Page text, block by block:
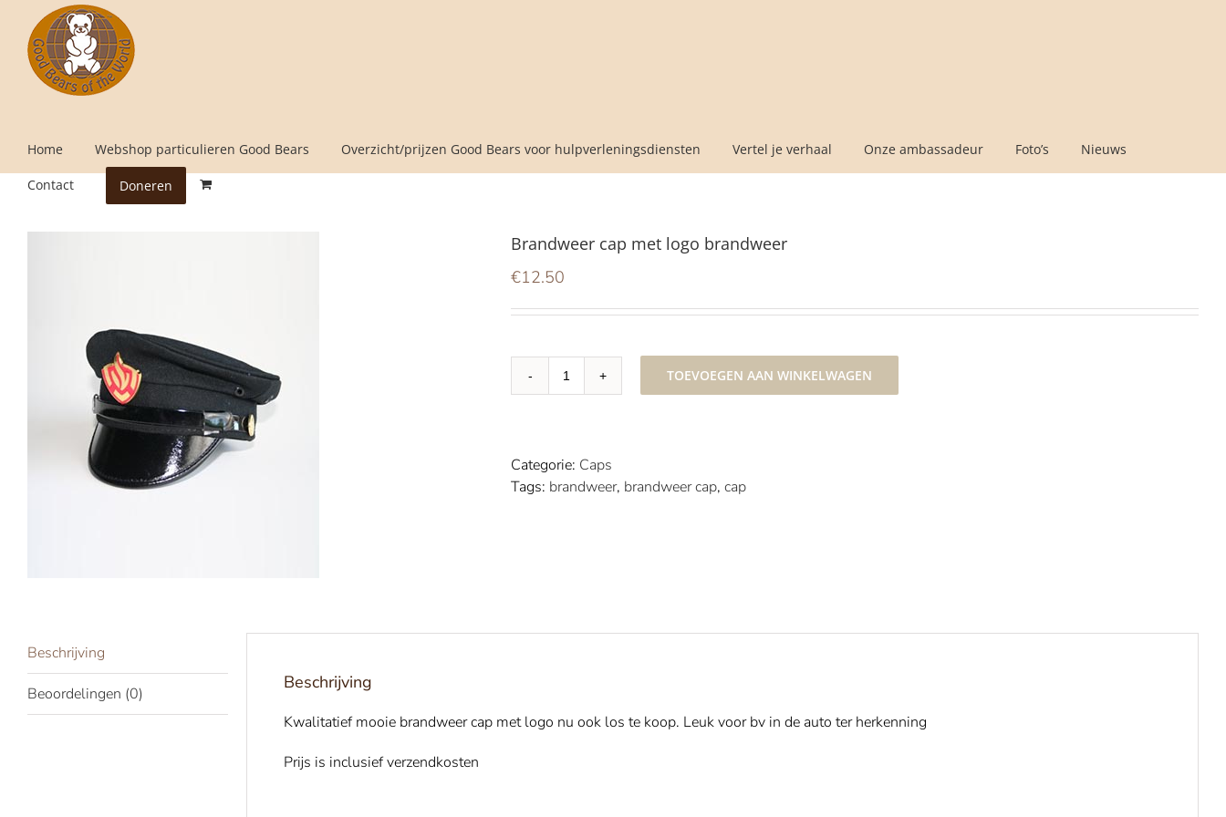
content
Home Webshop particulieren Good Bears Overzicht/prijzen Good Bears voor hulpverleningsdiensten Vertel je verhaal Onze ambassadeur Foto’s Nieuws
Contact Doneren
Brandweer cap met logo brandweer
€12.50
Brandweer
brandweer
aantal
TOEVOEGEN AAN WINKELWAGEN
Categorie: Caps
Tags: brandweer, brandweer cap, cap
Beschrijving
Beoordelingen (0)
Beschrijving
Kwalitatief mooie brandweer cap met logo nu ook los te koop. Leuk voor bv in de auto ter herkenning
Prijs is inclusief verzendkosten